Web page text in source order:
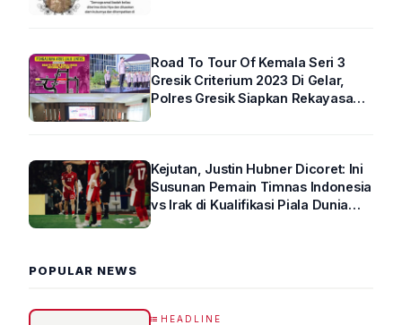
Road To Tour Of Kemala Seri 3
Gresik Criterium 2023 Di Gelar,
Polres Gresik Siapkan Rekayasa
Kejutan, Justin Hubner Dicoret: Ini
Susunan Pemain Timnas Indonesia
vs Irak di Kualifikasi Piala Dunia
POPULAR NEWS
HEADLINE